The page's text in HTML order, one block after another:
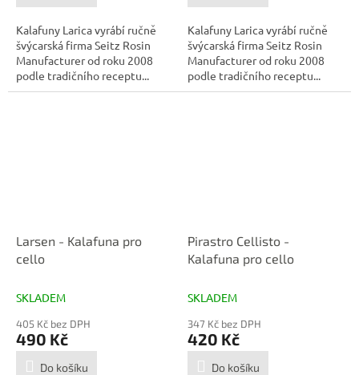
Kalafuny Larica vyrábí ručně
švýcarská firma Seitz Rosin
Manufacturer od roku 2008
podle tradičního receptu...
Kalafuny Larica vyrábí ručně
švýcarská firma Seitz Rosin
Manufacturer od roku 2008
podle tradičního receptu...
Larsen - Kalafuna pro
cello
SKLADEM
405 Kč bez DPH
490 Kč
Do košíku
Pirastro Cellisto -
Kalafuna pro cello
SKLADEM
347 Kč bez DPH
420 Kč
Do košíku